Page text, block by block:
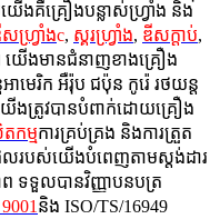
ើងគឺគ្រឿងបន្លាស់ហ្វ្រាំង និង
ហ្វ្រាំងc, ស្គរហ្វ្រាំង, ឌីសក្ដាប់,
យើងមានជំនាញខាងគ្រឿង
ាមេរិក អឺរ៉ុប ជប៉ុន កូរ៉េ រថយន្ត
ងត្រូវបានបំពាក់ដោយគ្រឿង
កម្មការគ្រប់គ្រង និងការត្រួត
របស់យើងបំពេញតាមស្តង់ដារ
ទទួលបានវិញ្ញាបនបត្រ
និង ISO/TS/16949